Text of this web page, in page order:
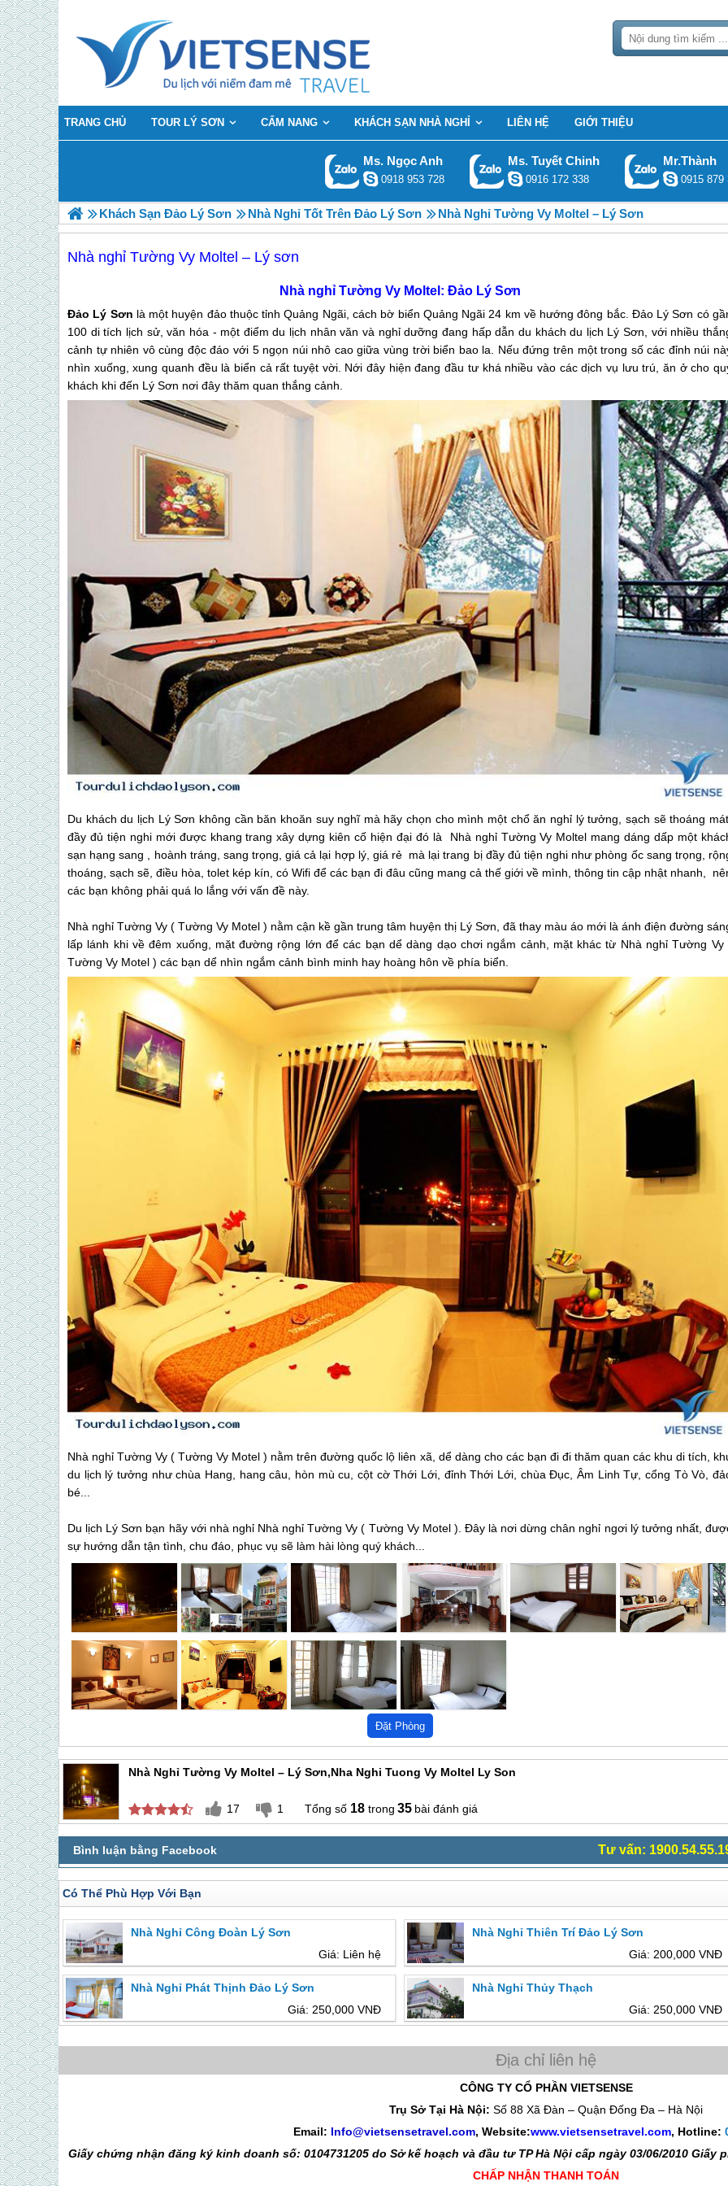
TRANG CHỦ TOUR LÝ SƠN CẨM NANG KHÁCH SẠN NHÀ NGHỈ LIÊN HỆ GIỚI THIỆU
Ms. Ngọc Anh
0918 953 728
Ms. Tuyết Chinh
0916 172 338
Mr.Thành
0915 879
Khách Sạn Đảo Lý Sơn Nhà Nghỉ Tốt Trên Đảo Lý Sơn Nhà Nghỉ Tường Vy Moltel – Lý Sơn
Nhà nghỉ Tường Vy Moltel – Lý sơn
Nhà nghỉ Tường Vy Moltel: Đảo Lý Sơn
Đảo Lý Sơn là một huyện đảo thuộc tỉnh Quảng Ngãi, cách bờ biển Quảng Ngãi 24 km về hướng đông bắc. Đảo Lý Sơn có
100 di tích lịch sử, văn hóa - một điểm du lịch nhân văn và nghỉ dưỡng đang hấp dẫn du khách du lịch Lý Sơn, với nhiều
cảnh tự nhiên vô cùng độc đáo với 5 ngọn núi nhô cao giữa vùng trời biển bao la. Nếu đứng trên một trong số các đỉnh núi
nhìn xuống, xung quanh đều là biển cả rất tuyệt vời. Nới đây hiện đang đầu tư khá nhiều vào các dịch vụ lưu trú, ăn ở cho
khách khi đến Lý Sơn nơi đây thăm quan thắng cảnh.
Du khách du lịch Lý Sơn không cần băn khoăn suy nghĩ mà hãy chọn cho mình một chổ ăn nghỉ lý tưởng, sạch sẽ thoáng
đầy đủ tiện nghi mới được khang trang xây dựng kiên cố hiện đại đó là Nhà nghỉ Tường Vy Moltel mang dáng dấp một
sạn hạng sang , hoành tráng, sang trọng, giá cả lại hợp lý, giá rẻ mà lại trang bị đầy đủ tiện nghi như phòng ốc sang trọng,
thoáng, sạch sẽ, điều hòa, tolet kép kín, có Wifi để các bạn đi đâu cũng mang cả thế giới về mình, thông tin cập nhật nhanh,
các bạn không phải quá lo lắng với vấn đề này.
Nhà nghỉ Tường Vy ( Tường Vy Motel ) nằm cận kề gần trung tâm huyện thị Lý Sơn, đã thay màu áo mới là ánh điện đường
lấp lánh khi về đêm xuống, mặt đường rộng lớn để các bạn dể dàng dạo chơi ngắm cảnh, mặt khác từ Nhà nghỉ Tường Vy
Tường Vy Motel ) các bạn dể nhìn ngắm cảnh bình minh hay hoàng hôn về phía biển.
Nhà nghỉ Tường Vy ( Tường Vy Motel ) nằm trên đường quốc lộ liên xã, dể dàng cho các bạn đi đi thăm quan các khu di tích,
du lịch lý tưởng như chùa Hang, hang câu, hòn mù cu, cột cờ Thới Lới, đỉnh Thới Lới, chùa Đục, Âm Linh Tự, cổng Tò Vò,
bé...
Du lịch Lý Sơn bạn hãy với nhà nghỉ Nhà nghỉ Tường Vy ( Tường Vy Motel ). Đây là nơi dừng chân nghỉ ngơi lý tưởng nhất,
sự hướng dẫn tận tình, chu đáo, phục vụ sẽ làm hài lòng quý khách...
Nhà Nghỉ Tường Vy Moltel – Lý Sơn,nha Nghi Tuong Vy Moltel Ly Son
17 1 18 35 bài đánh giá
Tư vấn:
Có Thể Phù Hợp Với Bạn
Nhà Nghỉ Công Đoàn Lý Sơn
Giá: Liên hệ
Nhà Nghỉ Thiên Trí Đảo Lý Sơn
Giá: 200,000 VNĐ
Nhà Nghỉ Phát Thịnh Đảo Lý Sơn
Giá: 250,000 VNĐ
Nhà Nghỉ Thủy Thạch
Giá: 250,000 VNĐ
CÔNG TY CỔ PHẦN VIETSENSE
Trụ Sở Tại Hà Nội: Số 88 Xã Đàn – Quận Đống Đa – Hà Nội
Email: Info@vietsensetravel.com, Website:www.vietsensetravel.com, Hotline:
Giấy chứng nhận đăng ký kinh doanh số: 0104731205 do Sở kế hoạch và đầu tư TP Hà Nội cấp ngày 03/06/2010 Giấy
CHẤP NHẬN THANH TOÁN